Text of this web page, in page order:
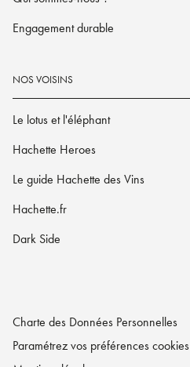
Engagement durable
NOS VOISINS
Le lotus et l'éléphant
Hachette Heroes
Le guide Hachette des Vins
Hachette.fr
Dark Side
Charte des Données Personnelles
Paramétrez vos préférences cookies